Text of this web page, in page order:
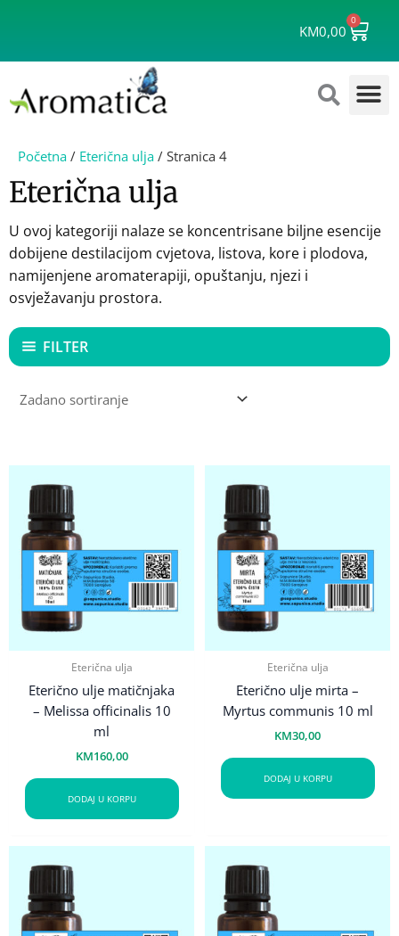
KM0,00
0
Cart
Početna / Eterična ulja / Stranica 4
Eterična ulja
U ovoj kategoriji nalaze se koncentrisane biljne esencije
dobijene destilacijom cvjetova, listova, kore i plodova,
namijenjene aromaterapiji, opuštanju, njezi i
osvježavanju prostora.
FILTER
Eterična ulja
Eterično ulje matičnjaka
– Melissa officinalis 10
ml
KM160,00
DODAJ U KORPU
Eterična ulja
Eterično ulje mirta –
Myrtus communis 10 ml
KM30,00
DODAJ U KORPU